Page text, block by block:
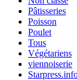
Pâtisseries
Poisson
Poulet
Tous
Végétariens
viennoiserie